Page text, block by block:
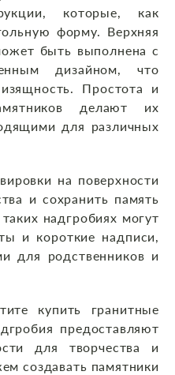
которые, как
форму. Верхняя
быть выполнена с
дизайном, что
Простота и
делают их
для различных
на поверхности
и сохранить память
надгробиях могут
и короткие надписи,
для родственников и
гранитные
предоставляют
для творчества и
создавать памятники